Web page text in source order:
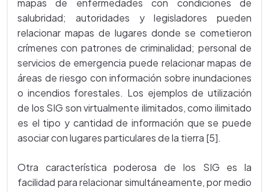
mapas de enfermedades con condiciones de
salubridad; autoridades y legisladores pueden
relacionar mapas de lugares donde se cometieron
crímenes con patrones de criminalidad; personal de
servicios de emergencia puede relacionar mapas de
áreas de riesgo con información sobre inundaciones
o incendios forestales. Los ejemplos de utilización
de los SIG son virtualmente ilimitados, como ilimitado
es el tipo y cantidad de información que se puede
asociar con lugares particulares de la tierra [5].
Otra característica poderosa de los SIG es la
facilidad para relacionar simultáneamente, por medio